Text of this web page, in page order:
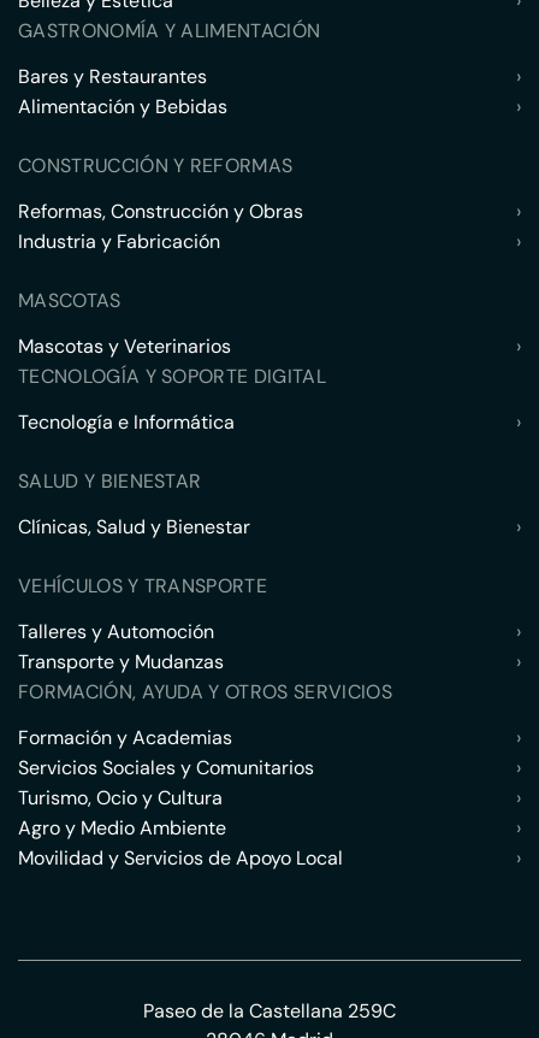
GASTRONOMÍA Y ALIMENTACIÓN
Bares y Restaurantes
›
Alimentación y Bebidas
›
CONSTRUCCIÓN Y REFORMAS
Reformas, Construcción y Obras
›
Industria y Fabricación
›
MASCOTAS
Mascotas y Veterinarios
›
TECNOLOGÍA Y SOPORTE DIGITAL
Tecnología e Informática
›
SALUD Y BIENESTAR
Clínicas, Salud y Bienestar
›
VEHÍCULOS Y TRANSPORTE
Talleres y Automoción
›
Transporte y Mudanzas
›
FORMACIÓN, AYUDA Y OTROS SERVICIOS
Formación y Academias
›
Servicios Sociales y Comunitarios
›
Turismo, Ocio y Cultura
›
Agro y Medio Ambiente
›
Movilidad y Servicios de Apoyo Local
›
Paseo de la Castellana 259C